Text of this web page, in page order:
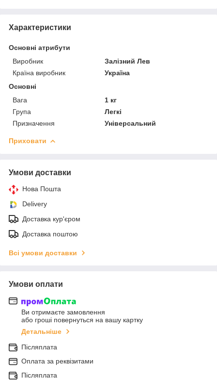
Характеристики
Основні атрибути
Виробник
Залізний Лев
Країна виробник
Україна
Основні
Вага
1 кг
Група
Легкі
Призначення
Універсальний
Приховати
Умови доставки
Нова Пошта
Delivery
Доставка кур'єром
Доставка поштою
Всі умови доставки
Умови оплати
Ви отримаєте замовлення
або гроші повернуться на вашу картку
Детальніше
Післяплата
Оплата за реквізитами
Післяплата